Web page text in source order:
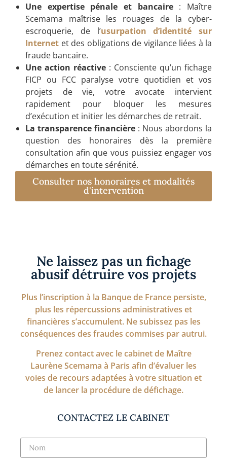
Une expertise pénale et bancaire: Maître
Scemama maîtrise les rouages de la cyber-
escroquerie, de l’usurpation d’identité sur
Internet et des obligations de vigilance liées à la
fraude bancaire.
Une action réactive : Consciente qu’un fichage
FICP ou FCC paralyse votre quotidien et vos
projets de vie, votre avocate intervient
rapidement pour bloquer les mesures
d’exécution et initier les démarches de retrait.
La transparence financière : Nous abordons la
question des honoraires dès la première
consultation afin que vous puissiez engager vos
démarches en toute sérénité.
Consulter nos honoraires et modalités
d'intervention
Ne laissez pas un fichage
abusif détruire vos projets
Plus l’inscription à la Banque de France persiste,
plus les répercussions administratives et
financières s’accumulent. Ne subissez pas les
conséquences des fraudes commises par autrui.
Prenez contact avec le cabinet de Maître
Laurène Scemama à Paris afin d’évaluer les
voies de recours adaptées à votre situation et
de lancer la procédure de défichage.
CONTACTEZ LE CABINET